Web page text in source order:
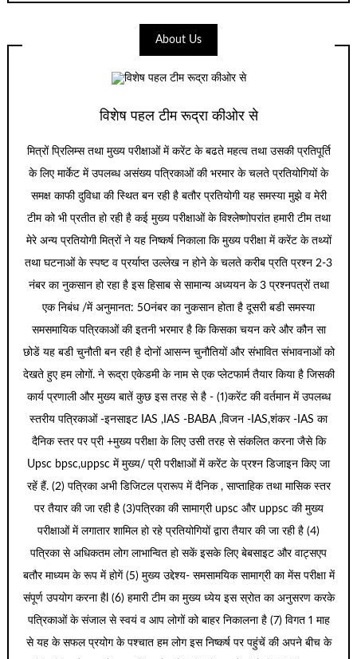
About Us
विशेष पहल टीम रूद्रा कीओर से
मित्रों प्रिलिम्स तथा मुख्य परीक्षाओं में करेंट के बढते महत्व तथा उसकी प्रतिपूर्ति
के लिए मार्केट में उपलब्ध असंख्य पत्रिकाओं की भरमार के चलते प्रतियोगियों के
समक्ष काफी दुविधा की स्थित बन रही है बतौर प्रतियोगी यह समस्या मुझे व मेरी
टीम को भी प्रतीत हो रही है कई मुख्य परीक्षाओं के विश्लेष्णोपरांत हमारी टीम तथा
मेरे अन्य प्रतियोगी मित्रों ने यह निष्कर्ष निकाला कि मुख्य परीक्षा में करेंट के तथ्यों
तथा घटनाओं के स्पष्ट व प्रर्याप्त उल्लेख न होने के चलते करीब प्रति प्रश्न 2-3
नंबर का नुकसान हो रहा है इस हिसाब से सामान्य अध्ययन के 3 प्रश्नपत्रों तथा
एक निबंध /में अनुमानत: 50नंबर का नुकसान होता है दूसरी बडी समस्या
समसमायिक पत्रिकाओं की इतनी भरमार है कि किसका चयन करे और कौन सा
छोडें यह बडी चुनौती बन रही है दोनों आसन्न चुनौतियों और संभावित संभावनाओं को
देखते हुए हम लोगों. ने रूद्रा एकेडमी के नाम से एक प्लेटफार्म तैयार किया है जिसकी
कार्य प्रणाली और मुख्य बातें कुछ इस तरह से है - (1)करेंट की वर्तमान में उपलब्ध
स्तरीय पत्रिकाओं -इनसाइट IAS ,IAS -BABA ,विजन -IAS,शंकर -IAS का
दैनिक स्तर पर प्री +मुख्य परीक्षा के लिए उसी तरह से संकलित करना जैसे कि
Upsc bpsc,uppsc में मुख्य/ प्री परीक्षाओं में करेंट के प्रश्न डिजाइन किए जा
रहें हैं. (2) पत्रिका अभी डिजिटल प्रारूप में दैनिक , साप्ताहिक तथा मासिक स्तर
पर तैयार की जा रही है (3)पत्रिका की सामाग्री upsc और uppsc की मुख्य
परीक्षाओं में लगातार शामिल हो रहे प्रतियोगियों द्वारा तैयार की जा रही है (4)
पत्रिका से अधिकतम लोग लाभान्वित हो सकें इसके लिए बेबसाइट और वाट्सएप
बतौर माध्यम के रूप में होगें (5) मुख्य उद्देश्य- समसामयिक सामाग्री का मेंस परीक्षा में
संपूर्ण उपयोग करना हैl (6) हमारी टीम का मुख्य ध्येय इस स्रोत का अनुसरण करके
पत्रिकाओं के संजाल से स्वयं व आप लोगों को बाहर निकालना है (7) विगत 1 माह
से यह के सफल प्रयोग के पश्चात हम लोग इस निष्कर्ष पर पहुंचें की अपने बीच के